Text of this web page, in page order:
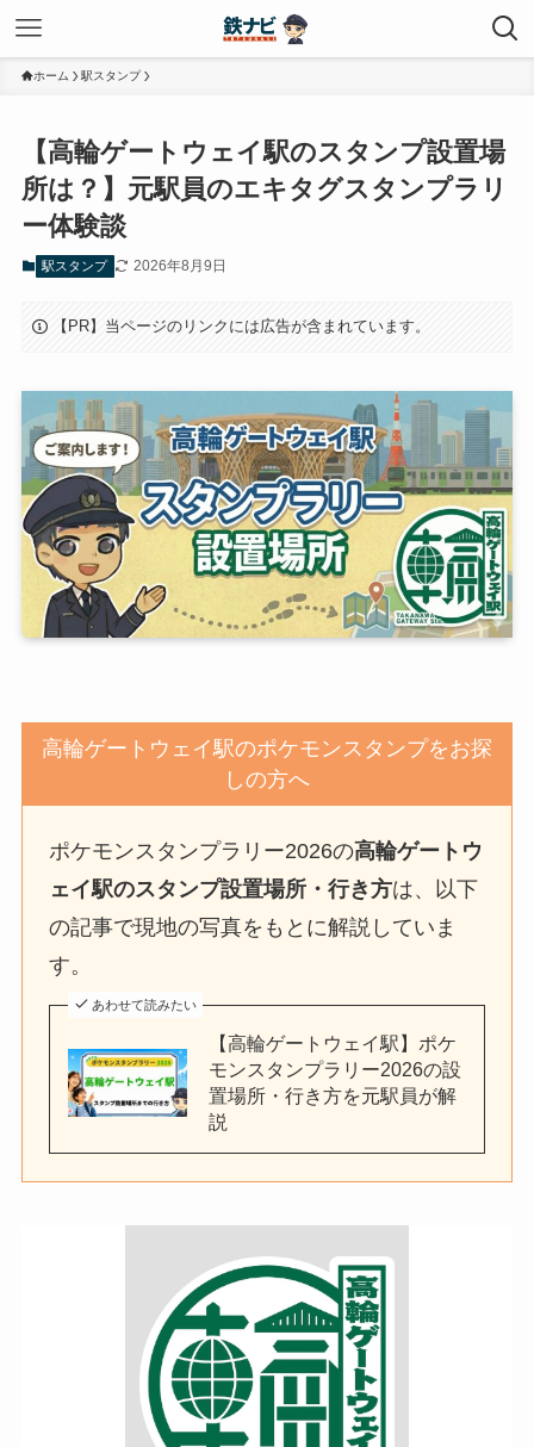
ホーム 駅スタンプ
【高輪ゲートウェイ駅のスタンプ設置場
所は？】元駅員のエキタグスタンプラリ
ー体験談
駅スタンプ 2026年8月9日
【PR】当ページのリンクには広告が含まれています。
高輪ゲートウェイ駅のポケモンスタンプをお探
しの方へ
ポケモンスタンプラリー2026の高輪ゲートウ
ェイ駅のスタンプ設置場所・行き方は、以下
の記事で現地の写真をもとに解説していま
す。
あわせて読みたい
【高輪ゲートウェイ駅】ポケ
モンスタンプラリー2026の設
置場所・行き方を元駅員が解
説